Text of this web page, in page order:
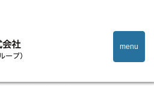
menu